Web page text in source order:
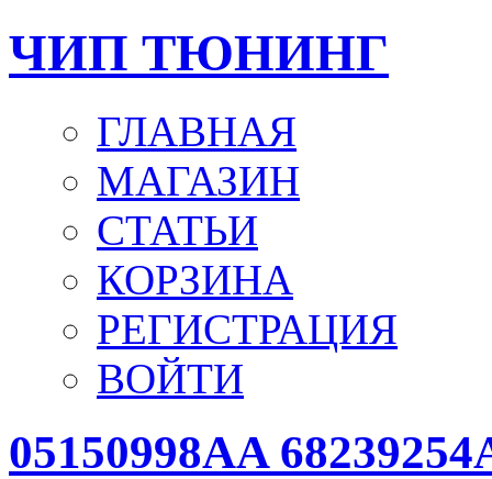
ЧИП ТЮНИНГ
ГЛАВНАЯ
МАГАЗИН
СТАТЬИ
КОРЗИНА
РЕГИСТРАЦИЯ
ВОЙТИ
05150998AA